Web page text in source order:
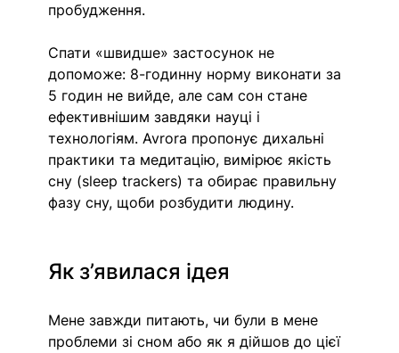
пробудження.
Спати «швидше» застосунок не
допоможе: 8-годинну норму виконати за
5 годин не вийде, але сам сон стане
ефективнішим завдяки науці і
технологіям. Avrora пропонує дихальні
практики та медитацію, вимірює якість
сну (sleep trackers) та обирає правильну
фазу сну, щоби розбудити людину.
Як з’явилася ідея
Мене завжди питають, чи були в мене
проблеми зі сном або як я дійшов до цієї